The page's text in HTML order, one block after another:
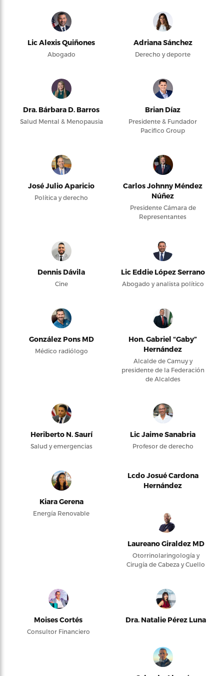
Lic Alexis Quiñones
Abogado
Adriana Sánchez
Derecho y deporte
Dra. Bárbara D. Barros
Salud Mental & Menopausia
Brian Díaz
Presidente & Fundador
Pacifico Group
José Julio Aparicio
Política y derecho
Carlos Johnny Méndez
Núñez
Presidente Cámara de
Representantes
Dennis Dávila
Cine
Lic Eddie López Serrano
Abogado y analista político
González Pons MD
Médico radiólogo
Hon. Gabriel “Gaby”
Hernández
Alcalde de Camuy y
presidente de la Federación
de Alcaldes
Heriberto N. Saurí
Salud y emergencias
Lic Jaime Sanabria
Profesor de derecho
Kiara Gerena
Energía Renovable
Lcdo Josué Cardona
Hernández
Laureano Giraldez MD
Otorrinolaringología y
Cirugía de Cabeza y Cuello
Moises Cortés
Consultor Financiero
Dra. Natalie Pérez Luna